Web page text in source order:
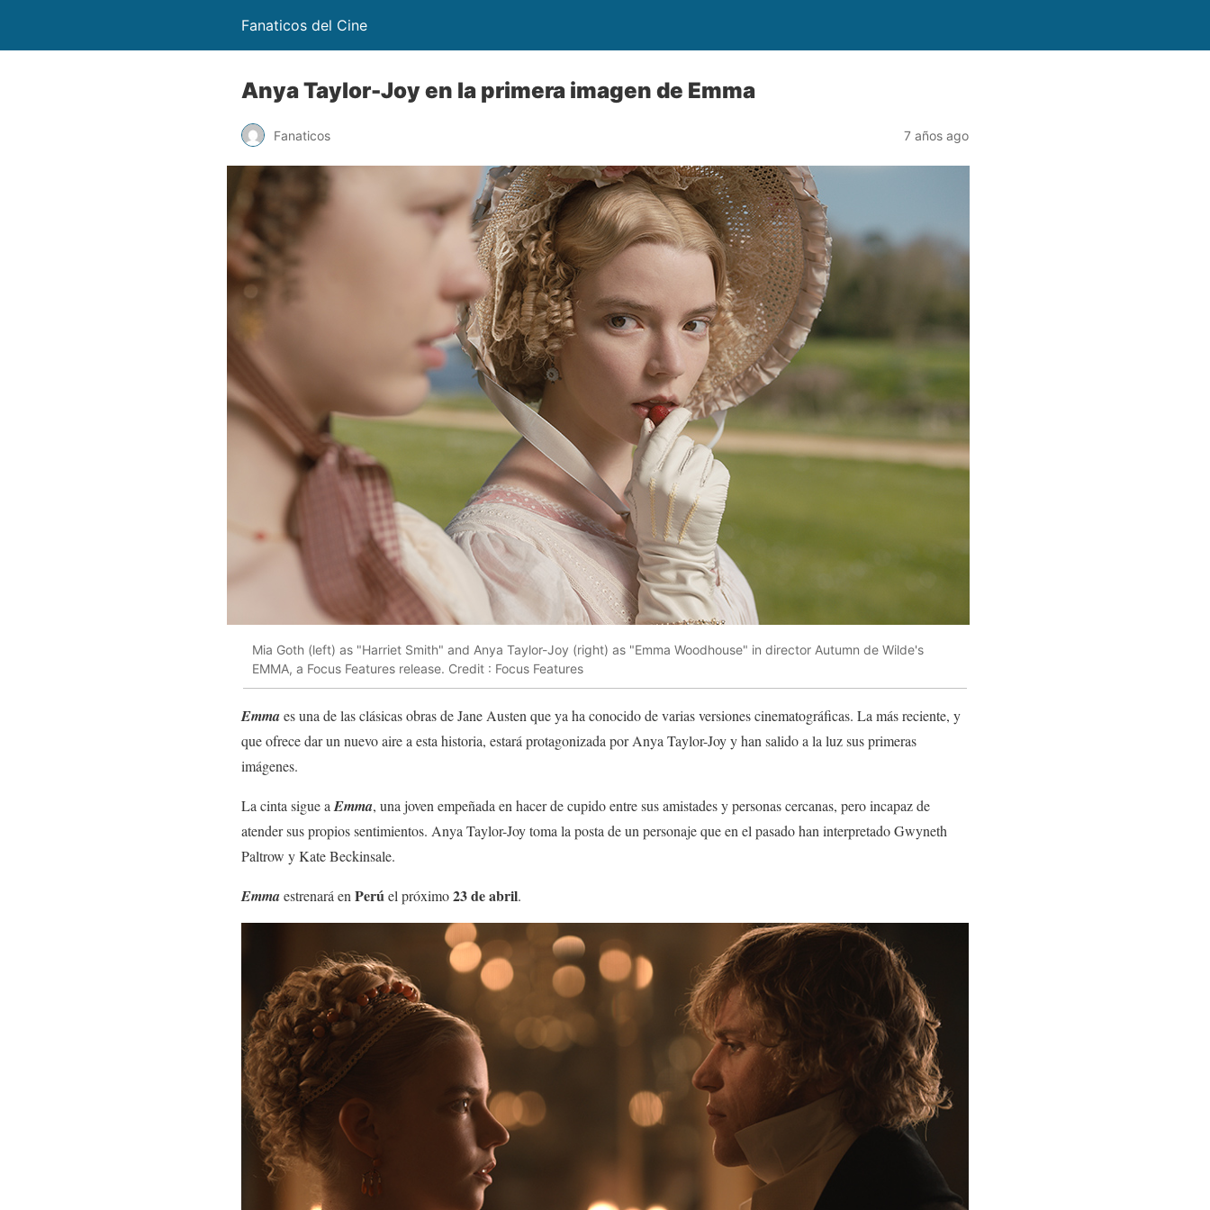
Fanaticos del Cine
Anya Taylor-Joy en la primera imagen de Emma
Fanaticos 7 años ago
Mia Goth (left) as "Harriet Smith" and Anya Taylor-Joy (right) as "Emma Woodhouse" in director Autumn de Wilde's
EMMA, a Focus Features release. Credit : Focus Features
Emmaes una de las clásicas obras de Jane Austen que ya ha conocido de varias versiones cinematográficas. La más reciente, y
que ofrece dar un nuevo aire a esta historia, estará protagonizada por Anya Taylor-Joy y han salido a la luz sus primeras
imágenes.
La cinta sigue a Emma, una joven empeñada en hacer de cupido entre sus amistades y personas cercanas, pero incapaz de
atender sus propios sentimientos. Anya Taylor-Joy toma la posta de un personaje que en el pasado han interpretado Gwyneth
Paltrow y Kate Beckinsale.
Emmaestrenará en Perúel próximo23deabril.